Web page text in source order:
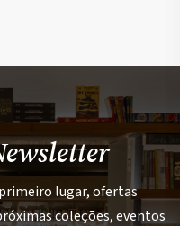
lugar, ofertas
coleções, eventos